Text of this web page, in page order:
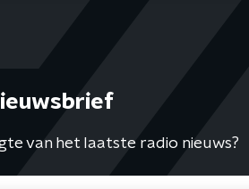
van het laatste radio nieuws?